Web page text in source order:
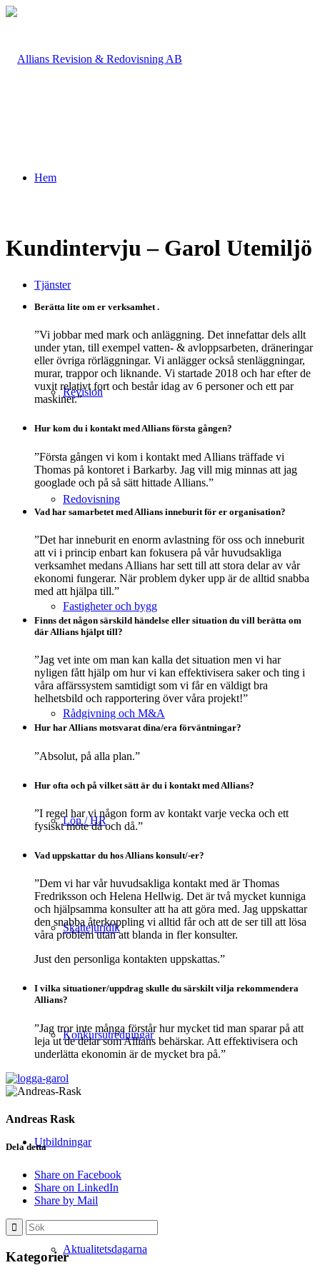
Hem
Tjänster
Revision
Redovisning
Fastigheter och bygg
Rådgivning och M&A
Lön / HR
Skattejuridik
Konkursutredningar
Utbildningar
Aktualitetsdagarna
Kundintervju – Garol Utemiljö
Berätta lite om er verksamhet .
”Vi jobbar med mark och anläggning. Det innefattar dels allt
under ytan, till exempel vatten- & avloppsarbeten, dräneringar
eller övriga rörläggningar. Vi anlägger också stenläggningar,
murar, trappor och liknande. Vi startade 2018 och har efter de
vuxit relativt fort och består idag av 6 personer och ett par
maskiner.”
Hur kom du i kontakt med Allians första gången?
”Första gången vi kom i kontakt med Allians träffade vi
Thomas på kontoret i Barkarby. Jag vill mig minnas att jag
googlade och på så sätt hittade Allians.”
Vad har samarbetet med Allians inneburit för er organisation?
”Det har inneburit en enorm avlastning för oss och inneburit
att vi i princip enbart kan fokusera på vår huvudsakliga
verksamhet medans Allians har sett till att stora delar av vår
ekonomi fungerar. När problem dyker upp är de alltid snabba
med att hjälpa till.”
Finns det någon särskild händelse eller situation du vill berätta om
där Allians hjälpt till?
”Jag vet inte om man kan kalla det situation men vi har
nyligen fått hjälp om hur vi kan effektivisera saker och ting i
våra affärssystem samtidigt som vi får en väldigt bra
helhetsbild och rapportering över våra projekt!”
Hur har Allians motsvarat dina/era förväntningar?
”Absolut, på alla plan.”
Hur ofta och på vilket sätt är du i kontakt med Allians?
”I regel har vi någon form av kontakt varje vecka och ett
fysiskt möte då och då.”
Vad uppskattar du hos Allians konsult/-er?
”Dem vi har vår huvudsakliga kontakt med är Thomas
Fredriksson och Helena Hellwig. Det är två mycket kunniga
och hjälpsamma konsulter att ha att göra med. Jag uppskattar
den snabba återkoppling vi alltid får och att de ser till att lösa
våra problem utan att blanda in fler konsulter.
Just den personliga kontakten uppskattas.”
I vilka situationer/uppdrag skulle du särskilt vilja rekommendera
Allians?
”Jag tror inte många förstår hur mycket tid man sparar på att
leja ut de delar som Allians behärskar. Att effektivisera och
underlätta ekonomin är de mycket bra på.”
Andreas Rask
Dela detta
Share on Facebook
Share on LinkedIn
Share by Mail
Kategorier